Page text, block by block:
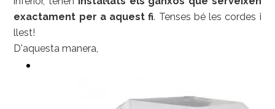
exactament per a aquest fi. Tenses bé les cordes i
llest!
D'aquesta manera,